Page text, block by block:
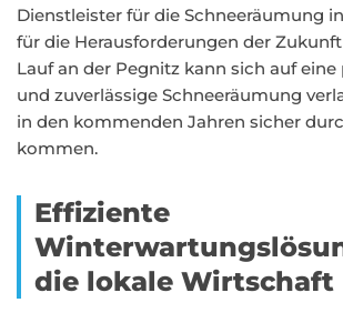
Dienstleister für die Schneeräumung
für die Herausforderungen der
Lauf an der Pegnitz kann sich auf
und zuverlässige Schneeräumung
in den kommenden Jahren sicher
kommen.
Effiziente
die lokale Wirtschaft